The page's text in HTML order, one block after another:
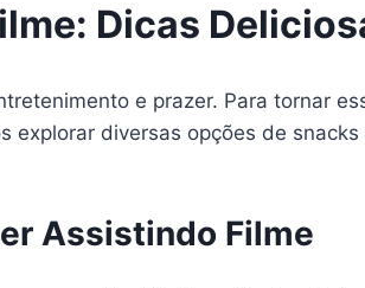
Dicas
e prazer. Para tornar
diversas opções de
Assistindo Filme